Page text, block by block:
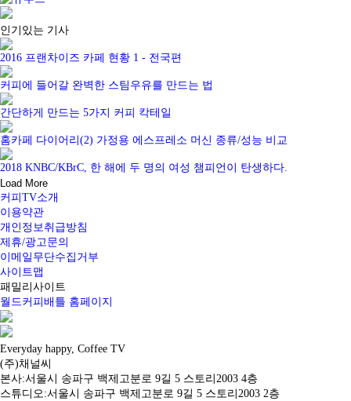
인기있는 기사
2016 프랜차이즈 카페 현황 1 - 전국편
커피에 들어갈 완벽한 스팀우유를 만드는 법
간단하게 만드는 5가지 커피 칵테일
홈카페 다이어리(2) 가정용 에스프레소 머신 종류/성능 비교
2018 KNBC/KBrC, 한 해에 두 명의 여성 챔피언이 탄생하다.
Load More
커피TV소개
이용약관
개인정보취급방침
제휴/광고문의
이메일무단수집거부
사이트맵
패밀리사이트
월드커피배틀 홈페이지
Everyday happy, Coffee TV
(주)채널씨
본사:서울시 송파구 백제고분로 9길 5 스토리2003 4층
스튜디오:서울시 송파구 백제고분로 9길 5 스토리2003 2층